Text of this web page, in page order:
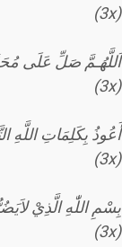
(3x)
اَللَّهُـمَّ صَلِّ عَلَى
(3x)
أَعُوذُ بِكَلِمَاتِ اللَّهِ
(3x)
بِسْمِ اللّٰهِ الَّذِيْ
(3x)